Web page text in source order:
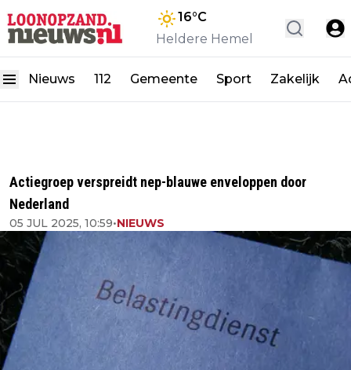
16°C
Heldere Hemel
Nieuws 112 Gemeente Sport Zakelijk
Actiegroep verspreidt nep-blauwe enveloppen door
Nederland
05 JUL 2025, 10:59•NIEUWS